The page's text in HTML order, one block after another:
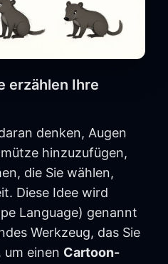
erzählen Ihre
denken, Augen
hinzuzufügen,
die Sie wählen,
Diese Idee wird
Language) genannt
Werkzeug, das Sie
um einen Cartoon-